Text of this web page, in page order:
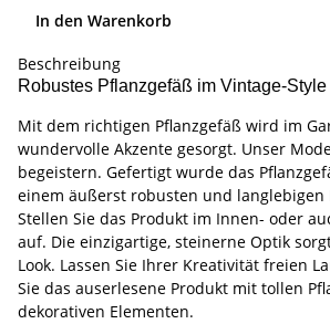
In den Warenkorb
Beschreibung
Robustes Pflanzgefäß im Vintage-Style
Mit dem richtigen Pflanzgefäß wird im
wundervolle Akzente gesorgt. Unser
begeistern. Gefertigt wurde das
einem äußerst robusten und langlebigen
Stellen Sie das Produkt im Innen- oder
auf. Die einzigartige, steinerne Optik
Look. Lassen Sie Ihrer Kreativität freien
Sie das auserlesene Produkt mit tollen
dekorativen Elementen.